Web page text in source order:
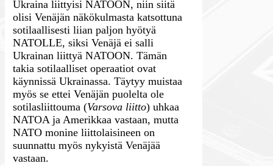
Ukraina liittyisi NATOON, niin siitä
olisi Venäjän näkökulmasta katsottuna
sotilaallisesti liian paljon hyötyä
NATOLLE, siksi Venäjä ei salli
Ukrainan liittyä NATOON. Tämän
takia sotilaalliset operaatiot ovat
käynnissä Ukrainassa. Täytyy muistaa
myös se ettei Venäjän puolelta ole
sotilasliittouma (Varsova liitto) uhkaa
NATOA ja Amerikkaa vastaan, mutta
NATO monine liittolaisineen on
suunnattu myös nykyistä Venäjää
vastaan.